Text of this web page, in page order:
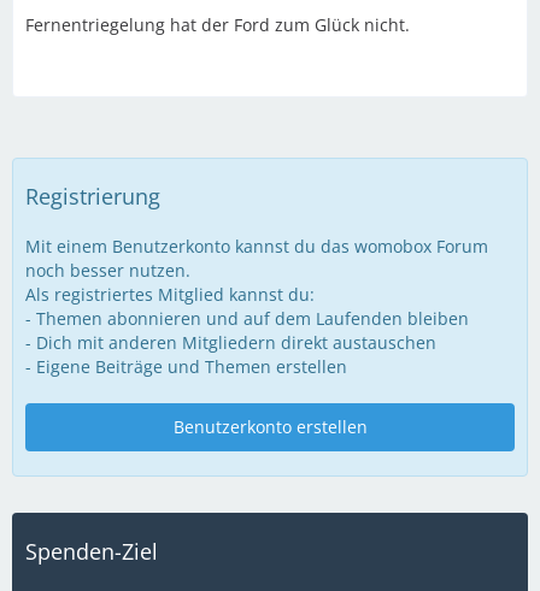
Fernentriegelung hat der Ford zum Glück nicht.
Registrierung
Mit einem Benutzerkonto kannst du das womobox Forum
noch besser nutzen.
Als registriertes Mitglied kannst du:
- Themen abonnieren und auf dem Laufenden bleiben
- Dich mit anderen Mitgliedern direkt austauschen
- Eigene Beiträge und Themen erstellen
Benutzerkonto erstellen
Spenden-Ziel